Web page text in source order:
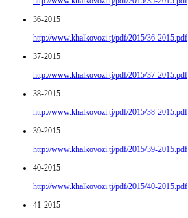
36-2015
http://www.khalkovozi.tj/pdf/2015/36-2015.pdf
37-2015
http://www.khalkovozi.tj/pdf/2015/37-2015.pdf
38-2015
http://www.khalkovozi.tj/pdf/2015/38-2015.pdf
39-2015
http://www.khalkovozi.tj/pdf/2015/39-2015.pdf
40-2015
http://www.khalkovozi.tj/pdf/2015/40-2015.pdf
41-2015